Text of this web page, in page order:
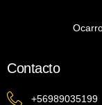
Contacto
+56989035199